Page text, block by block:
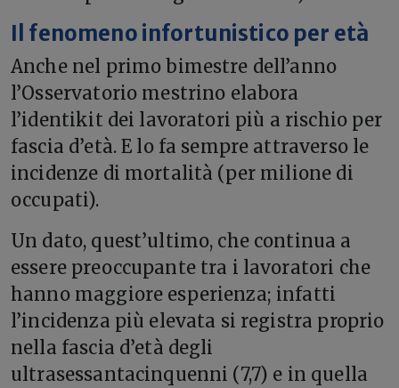
Il fenomeno infortunistico per età
Anche nel primo bimestre dell’anno
l’Osservatorio mestrino elabora
l’identikit dei lavoratori più a rischio per
fascia d’età. E lo fa sempre attraverso le
incidenze di mortalità (per milione di
occupati).
Un dato, quest’ultimo, che continua a
essere preoccupante tra i lavoratori che
hanno maggiore esperienza; infatti
l’incidenza più elevata si registra proprio
nella fascia d’età degli
ultrasessantacinquenni (7,7) e in quella